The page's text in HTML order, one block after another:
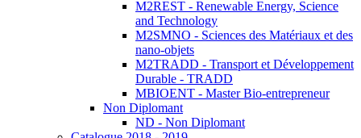
M2REST - Renewable Energy, Science
and Technology
M2SMNO - Sciences des Matériaux et des
nano-objets
M2TRADD - Transport et Développement
Durable - TRADD
MBIOENT - Master Bio-entrepreneur
Non Diplomant
ND - Non Diplomant